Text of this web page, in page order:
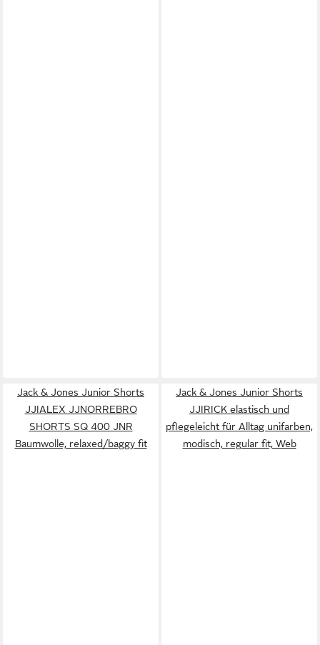
Jack & Jones Junior Shorts
JJIALEX JJNORREBRO
SHORTS SQ 400 JNR
Baumwolle, relaxed/baggy fit
Jack & Jones Junior Shorts
JJIRICK elastisch und
pflegeleicht für Alltag unifarben,
modisch, regular fit, Web